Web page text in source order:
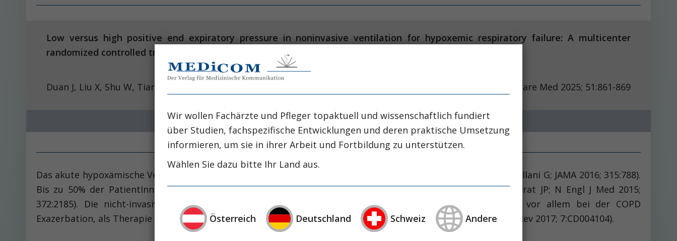
Low versus high positive end expiratory pressure in noninvasive ventilation for hypoxemic respiratory failure: A multicenter
randomized controlled trial.
Intensive Care Med 2025; 51:861-869
Duan J, Liu X, Shu W, Tian S, Yang M, Ma M, Song A, Liu Q, Wang K, Yang F, Huang T et al.
Das akute hypoxämische Versagen ist eine der häufigsten Indikationen zur Aufnahme auf Intensivstationen (­Bellani G; JAMA 2016; 315:788).
Bis zu 50% der PatientInnen benötigen im Verlauf der Behandlung eine invasive mechanische Beatmung (Frat JP; N Engl J Med 2015;
372:2185). Die nicht-invasive Beatmung ist im Bereich des hyperkapnischen respiratorischen Versagens, vor allem bei der COPD
Exazerbation, als Therapie der ersten Wahl hinlänglich mit Daten belegt (Osadnik CR; Cochrane Database Syst Rev 2017; 7:CD004104).
Wir wollen Fachärzte und Pfleger topaktuell und wissenschaftlich fundiert
über Studien, fachspezifische Entwicklungen und deren praktische Umsetzung
informieren, um sie in ihrer Arbeit und Fortbildung zu unterstützen.
Wählen Sie dazu bitte Ihr Land aus.
Österreich Deutschland Schweiz Andere